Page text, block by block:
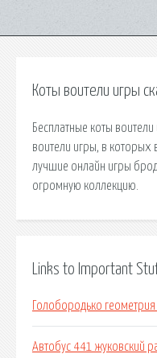
Коты воители игры
Бесплатные коты
воители игры, в которых
лучшие онлайн игры
огромную коллекцию.
Links to Important
Голобородько
Автобус 441 жуковский